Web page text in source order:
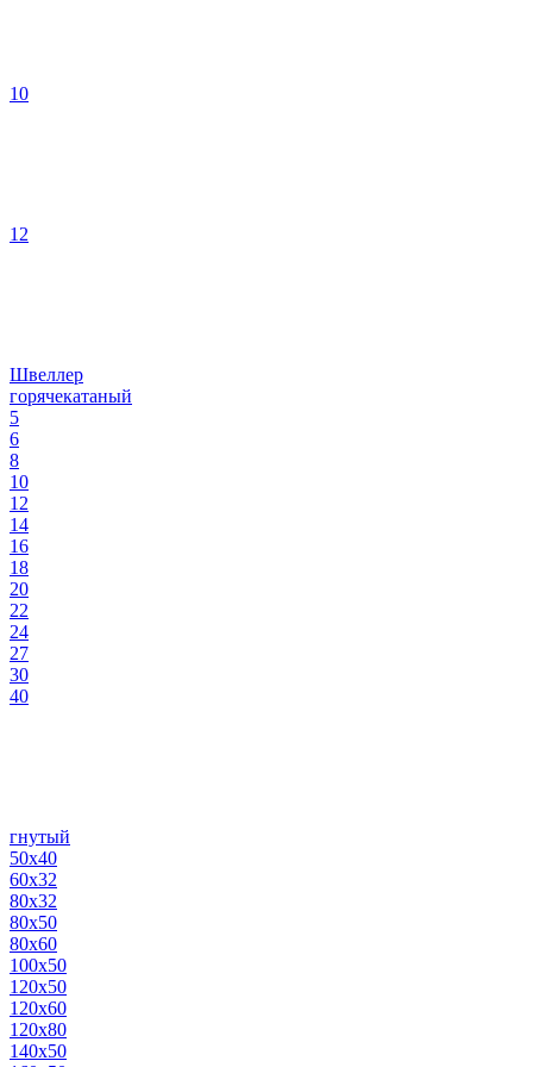
10
12
Швеллер
горячекатаный
5
6
8
10
12
14
16
18
20
22
24
27
30
40
гнутый
50х40
60х32
80х32
80х50
80х60
100х50
120х50
120х60
120х80
140х50